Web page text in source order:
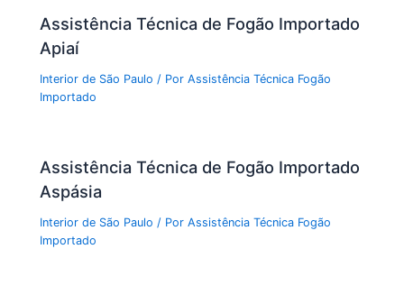
Assistência Técnica de Fogão Importado
Apiaí
Interior de São Paulo / PorAssistência Técnica Fogão
Importado
Assistência Técnica de Fogão Importado
Aspásia
Interior de São Paulo / PorAssistência Técnica Fogão
Importado